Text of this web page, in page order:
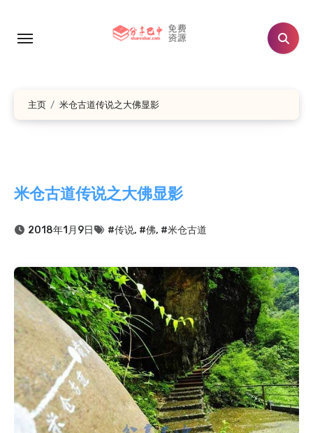
主页 米仓古道传说之大佛显影
米仓古道传说之大佛显影
2018年1月9日 #传说, #佛, #米仓古道